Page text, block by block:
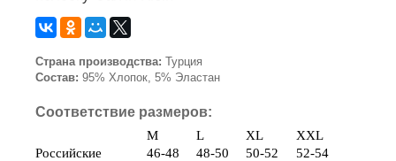
Страна производства: Турция
Состав: 95% Хлопок, 5% Эластан
Соответствие размеров:
M L XL
XXL
Российские
46-48 48-50 50-52 52-54